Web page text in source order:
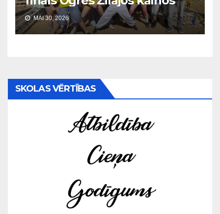
MAI 30, 2026
SKOLAS VĒRTĪBAS